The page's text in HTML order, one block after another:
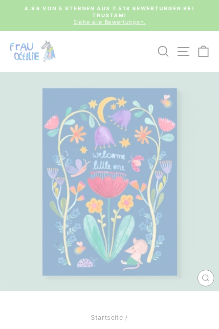
Pause
Diashow
4.99 VON 5 STERNEN AUS 7.518 BEWERTUNGEN BEI
TRUSTAMI
Siehe alle Bewertungen.
SUCHE
Startseite /